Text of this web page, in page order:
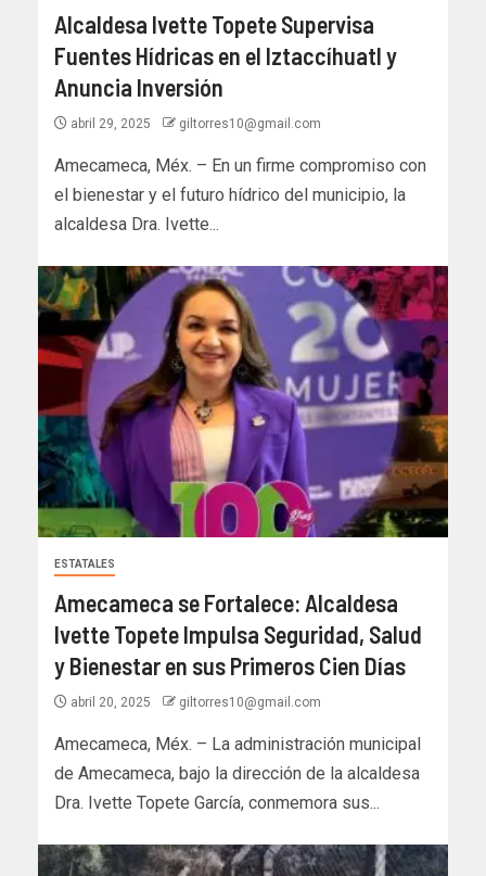
Alcaldesa Ivette Topete Supervisa
Fuentes Hídricas en el Iztaccíhuatl y
Anuncia Inversión
abril 29, 2025 giltorres10@gmail.com
Amecameca, Méx. – En un firme compromiso con
el bienestar y el futuro hídrico del municipio, la
alcaldesa Dra. Ivette...
ESTATALES
Amecameca se Fortalece: Alcaldesa
Ivette Topete Impulsa Seguridad, Salud
y Bienestar en sus Primeros Cien Días
abril 20, 2025 giltorres10@gmail.com
Amecameca, Méx. – La administración municipal
de Amecameca, bajo la dirección de la alcaldesa
Dra. Ivette Topete García, conmemora sus...